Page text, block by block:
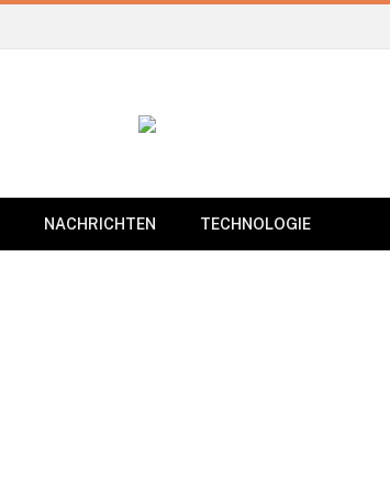
NACHRICHTEN TECHNOLOGIE